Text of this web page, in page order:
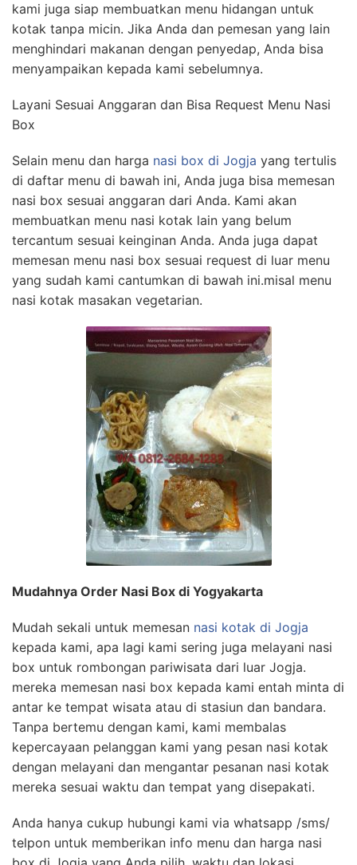
kami juga siap membuatkan menu hidangan untuk
kotak tanpa micin. Jika Anda dan pemesan yang lain
menghindari makanan dengan penyedap, Anda bisa
menyampaikan kepada kami sebelumnya.
Layani Sesuai Anggaran dan Bisa Request Menu Nasi
Box
Selain menu dan harga nasi box di Jogja yang tertulis
di daftar menu di bawah ini, Anda juga bisa memesan
nasi box sesuai anggaran dari Anda. Kami akan
membuatkan menu nasi kotak lain yang belum
tercantum sesuai keinginan Anda. Anda juga dapat
memesan menu nasi box sesuai request di luar menu
yang sudah kami cantumkan di bawah ini.misal menu
nasi kotak masakan vegetarian.
Mudahnya Order Nasi Box di Yogyakarta
Mudah sekali untuk memesan nasi kotak di Jogja
kepada kami, apa lagi kami sering juga melayani nasi
box untuk rombongan pariwisata dari luar Jogja.
mereka memesan nasi box kepada kami entah minta di
antar ke tempat wisata atau di stasiun dan bandara.
Tanpa bertemu dengan kami, kami membalas
kepercayaan pelanggan kami yang pesan nasi kotak
dengan melayani dan mengantar pesanan nasi kotak
mereka sesuai waktu dan tempat yang disepakati.
Anda hanya cukup hubungi kami via whatsapp /sms/
telpon untuk memberikan info menu dan harga nasi